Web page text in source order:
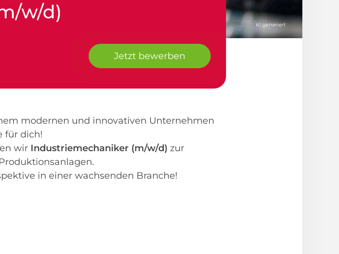
w/d)
Jetzt bewerben
modernen und innovativen Unternehmen
für dich!
wir Industriemechaniker (m/w/d) zur
in einer wachsenden Branche!